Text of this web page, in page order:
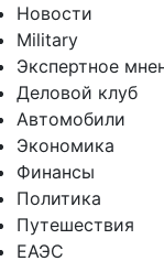
Новости
Military
Экспертное
Деловой клуб
Автомобили
Экономика
Финансы
Политика
Путешествия
ЕАЭС